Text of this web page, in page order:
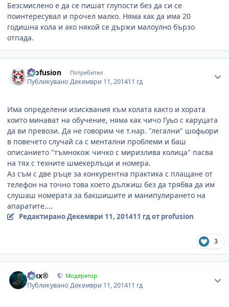
Безсмислено е да се пишат глупости без да си се
поинтересувал и прочел малко. Няма как да има 20
годишна кола и ако някой се държи малоулно бързо
отпада.
profusion Потребител
ПубликуваноДекември 11, 201411 гд
Има определени изисквания към колата както и хората
които минават на обучение, няма как чичо Гуьо с каруцата
да ви превози. Да не говорим че т.нар. "легални" шофьори
в повечето случай са с ментални проблеми и баш
описанието "тъмнокож чичко с миризлива колица" пасва
на тях с техните шмекерлъци и номера.
Аз съм с две ръце за конкурентна практика с плащане от
телефон на точно това което дължиш без да трябва да им
слушаш номерата за бакшишите и манипулирането на
апаратите....
РедактираноДекември 11, 201411 гдот profusion
3
Alxx® Модератор
ПубликуваноДекември 11, 201411 гд